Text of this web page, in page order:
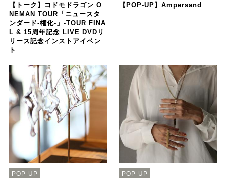
【トーク】コドモドラゴン O
NEMAN TOUR「ニュースタ
ンダード-権化-」-TOUR FINA
L & 15周年記念 LIVE DVDリ
リース記念インストアイベン
ト
【POP-UP】Ampersand
POP-UP POP-UP